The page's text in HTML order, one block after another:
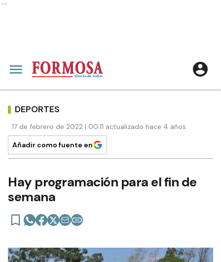
Ads
DEPORTES
17 de febrero de 2022 | 00:11 actualizado hace 4 años
Añadir como fuente en
Hay programación para el fin de
semana